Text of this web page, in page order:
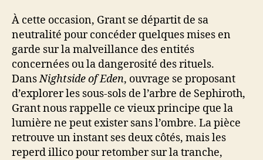
À cette occasion, Grant se départit de sa
neutralité pour concéder quelques mises en
garde sur la malveillance des entités
concernées ou la dangerosité des rituels.
DansNightside of Eden, ouvrage se proposant
d’explorer les sous-sols de l’arbre de Sephiroth,
Grant nous rappelle ce vieux principe que la
lumière ne peut exister sans l’ombre. La pièce
retrouve un instant ses deux côtés, mais les
reperd illico pour retomber sur la tranche,